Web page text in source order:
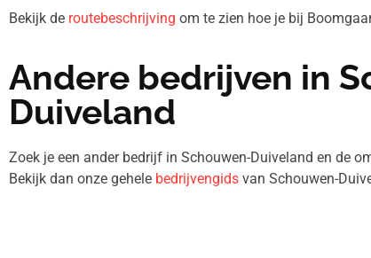
Bekijk de routebeschrijving om te zien hoe je bij
Andere bedrijven in
Duiveland
Zoek je een ander bedrijf in Schouwen-Duiveland en de
Bekijk dan onze gehele bedrijvengids van Schouwen-